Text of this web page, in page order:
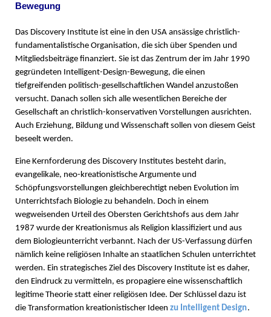
Bewegung
Das Discovery Institute ist eine in den USA ansässige christlich-
fundamentalistische Organisation, die sich über Spenden und
Mitgliedsbeiträge finanziert. Sie ist das Zentrum der im Jahr 1990
gegründeten Intelligent-Design-Bewegung, die einen
tiefgreifenden politisch-gesellschaftlichen Wandel anzustoßen
versucht. Danach sollen sich alle wesentlichen Bereiche der
Gesellschaft an christlich-konservativen Vorstellungen ausrichten.
Auch Erziehung, Bildung und Wissenschaft sollen von diesem Geist
beseelt werden.
Eine Kernforderung des Discovery Institutes besteht darin,
evangelikale, neo-kreationistische Argumente und
Schöpfungsvorstellungen gleichberechtigt neben Evolution im
Unterrichtsfach Biologie zu behandeln. Doch in einem
wegweisenden Urteil des Obersten Gerichtshofs aus dem Jahr
1987 wurde der Kreationismus als Religion klassifiziert und aus
dem Biologieunterricht verbannt. Nach der US-Verfassung dürfen
nämlich keine religiösen Inhalte an staatlichen Schulen unterrichtet
werden. Ein strategisches Ziel des Discovery Institute ist es daher,
den Eindruck zu vermitteln, es propagiere eine wissenschaftlich
legitime Theorie statt einer religiösen Idee. Der Schlüssel dazu ist
die Transformation kreationistischer Ideen zu Intelligent Design.